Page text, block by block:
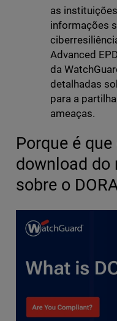
as
informações
Advanced
da
detalhadas
para a
ameaças.
Porque é
download do
sobre o